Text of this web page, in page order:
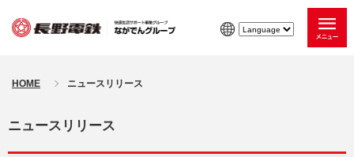
HOME ニュースリリース
ニュースリリース